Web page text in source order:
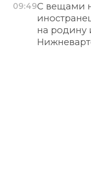
09:49С вещами
на родину